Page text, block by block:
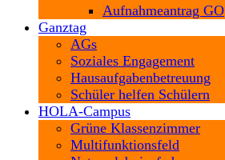
Aufnahmeantrag GO
Ganztag
AGs
Soziales Engagement
Hausaufgabenbetreuung
Schüler helfen Schülern
HOLA-Campus
Grüne Klassenzimmer
Multifunktionsfeld